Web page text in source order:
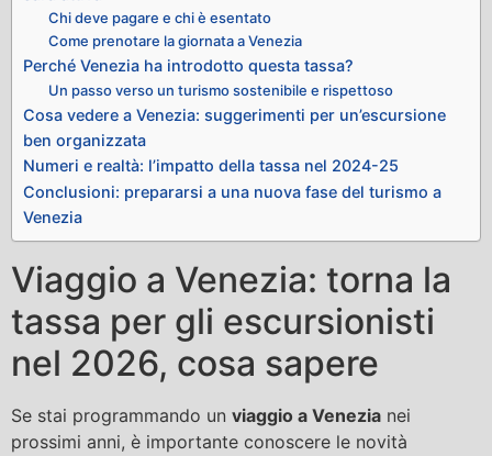
Chi deve pagare e chi è esentato
Come prenotare la giornata a Venezia
Perché Venezia ha introdotto questa tassa?
Un passo verso un turismo sostenibile e rispettoso
Cosa vedere a Venezia: suggerimenti per un’escursione
ben organizzata
Numeri e realtà: l’impatto della tassa nel 2024-25
Conclusioni: prepararsi a una nuova fase del turismo a
Venezia
Viaggio a Venezia: torna la
tassa per gli escursionisti
nel 2026, cosa sapere
Se stai programmando un viaggio a Venezia nei
prossimi anni, è importante conoscere le novità